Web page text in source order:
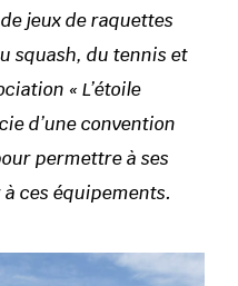
jeux de raquettes
squash, du tennis et
« L’étoile
d’une convention
permettre à ses
ces équipements.